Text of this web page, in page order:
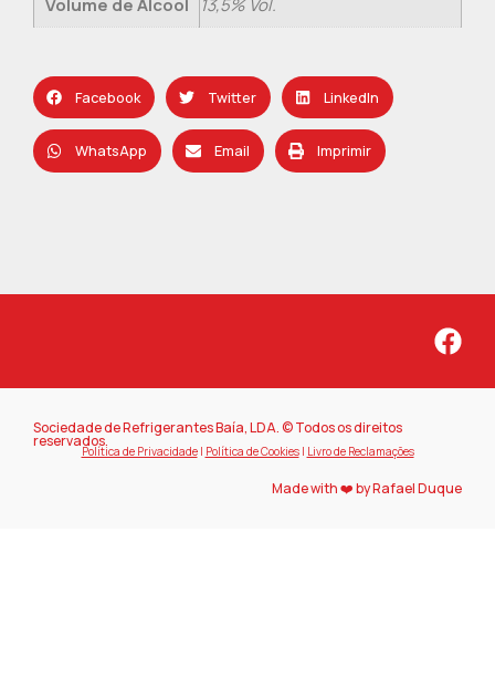
Volume de Álcool
13,5% Vol.
Facebook Twitter LinkedIn
WhatsApp Email Imprimir
Sociedade de Refrigerantes Baía, LDA. © Todos os direitos
reservados.
Política de Privacidade| Política de Cookies| Livro de Reclamações
Made with ❤️ by Rafael Duque